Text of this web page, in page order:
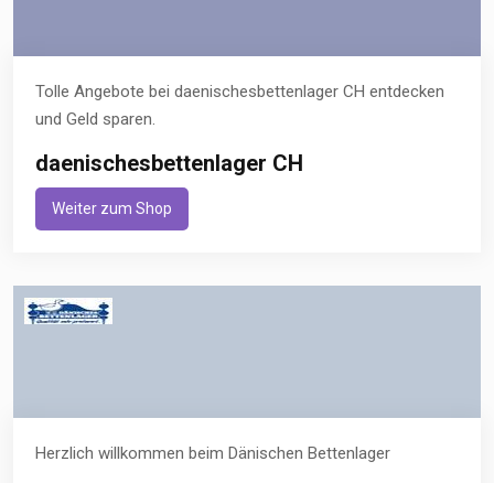
Tolle Angebote bei daenischesbettenlager CH entdecken
und Geld sparen.
daenischesbettenlager CH
Weiter zum Shop
Herzlich willkommen beim Dänischen Bettenlager